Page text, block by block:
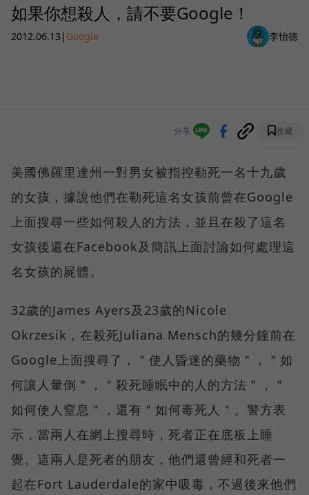
如果你想殺人，請不要Google！
2012.06.13 | Google 李怡德
分享 收藏
美國佛羅里達州一對男女被指控勒死一名十九歲
的女孩，據說他們在勒死這名女孩前曾在Google
上面搜尋一些如何殺人的方法，並且在殺了這名
女孩後還在Facebook及簡訊上面討論如何處理這
名女孩的屍體。
32歲的James Ayers及23歲的Nicole
Okrzesik，在殺死Juliana Mensch的幾分鐘前在
Google上面搜尋了，＂使人昏迷的藥物＂，＂如
何讓人暈倒＂，＂殺死睡眠中的人的方法＂，＂
如何使人窒息＂，還有＂如何毒死人＂。警方表
示，當兩人在網上搜尋時，死者正在底板上睡
覺。這兩人是死者的朋友，他們還曾經和死者一
起在Fort Lauderdale的家中吸毒，不過後來他們